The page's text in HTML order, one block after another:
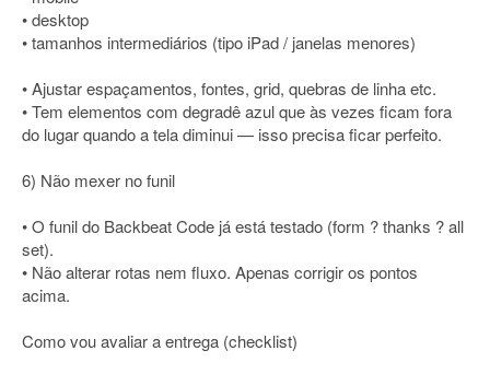
• desktop
• tamanhos intermediários (tipo iPad / janelas menores)
• Ajustar espaçamentos, fontes, grid, quebras de linha etc.
• Tem elementos com degradê azul que às vezes ficam fora
do lugar quando a tela diminui — isso precisa ficar perfeito.
6) Não mexer no funil
• O funil do Backbeat Code já está testado (form ? thanks ? all
set).
• Não alterar rotas nem fluxo. Apenas corrigir os pontos
acima.
Como vou avaliar a entrega (checklist)